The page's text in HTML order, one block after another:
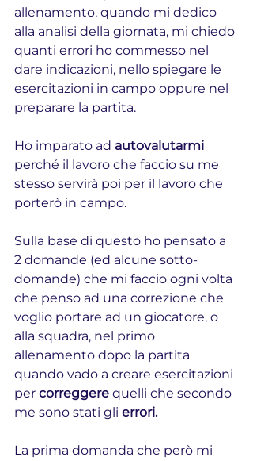
allenamento, quando mi dedico
alla analisi della giornata, mi chiedo
quanti errori ho commesso nel
dare indicazioni, nello spiegare le
esercitazioni in campo oppure nel
preparare la partita.
Ho imparato ad autovalutarmi
perché il lavoro che faccio su me
stesso servirà poi per il lavoro che
porterò in campo.
Sulla base di questo ho pensato a
2 domande (ed alcune sotto-
domande) che mi faccio ogni volta
che penso ad una correzione che
voglio portare ad un giocatore, o
alla squadra, nel primo
allenamento dopo la partita
quando vado a creare esercitazioni
per correggere quelli che secondo
me sono stati gli errori.
La prima domanda che però mi